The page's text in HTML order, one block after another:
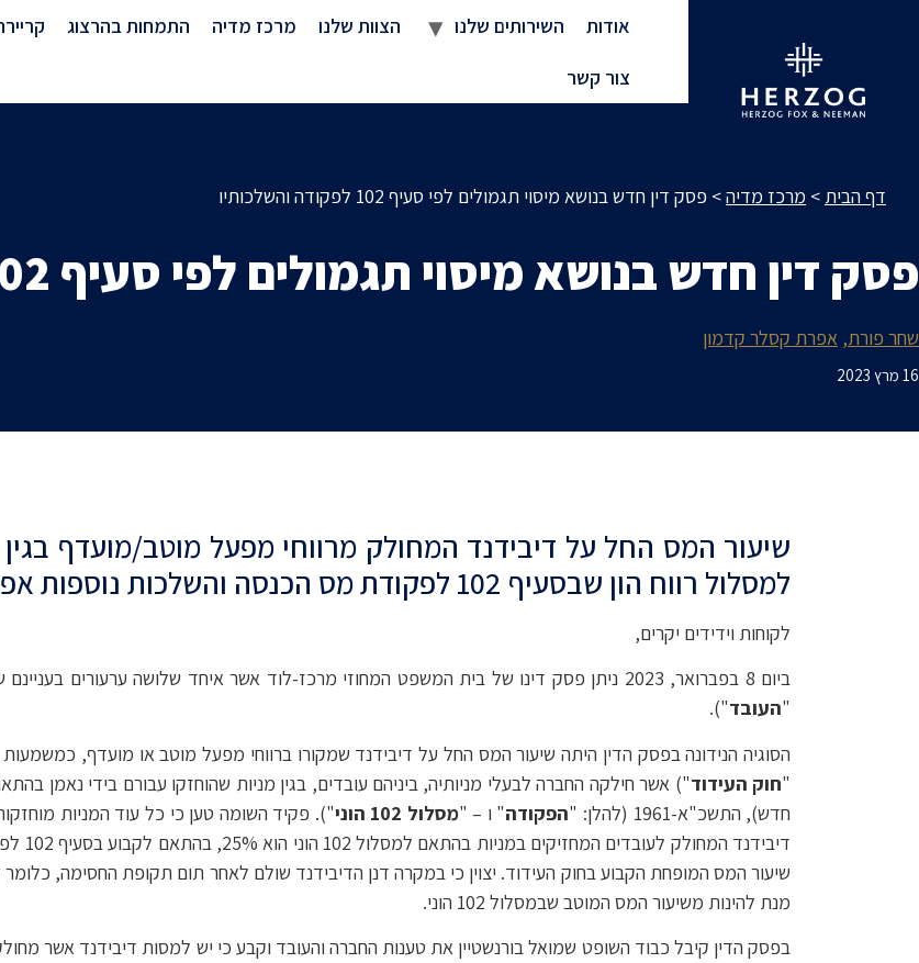
אודות השירותים שלנו הצוות שלנו מרכז מדיה התמחות בהרצוג
צור קשר
דף הבית > מרכז מדיה> פסק דין חדש בנושא מיסוי תגמולים לפי סעיף 102 לפקודה והשלכותיו
פסק דין חדש בנושא מיסוי תגמולים לפי סעיף 102 לפקודה והשלכותיו
שחר פורת אפרת קסלר קדמון
16 מרץ 2023
שיעור המס החל על דיבידנד המחולק מרווחי מפעל מוטב/מועדף
למסלול רווח הון שבסעיף 102 לפקודת מס הכנסה והשלכות נוספות אפשריות של פסק הדין
לקוחות וידידים יקרים,
ביום 8 בפברואר, 2023 ניתן פסק דינו של בית המשפט המחוזי מרכז-לוד אשר איחד שלושה ערעורים בעניינם של חברת קונדויט בע"מ (להלן: "
"העובד").
"חוק העידוד
חדש), התשכ"א-1961 (להלן: "
הפקודה" ו – "מסלול 102 הוני
"). פקיד השומה טען כי כל עוד המניות
שיעור המס המופחת הקבוע בחוק העידוד. יצוין כי במקרה דנן הדיבידנד שולם לאחר תום תקופת החסימה,
מנת להינות משיעור המס המוטב שבמסלול 102 הוני.